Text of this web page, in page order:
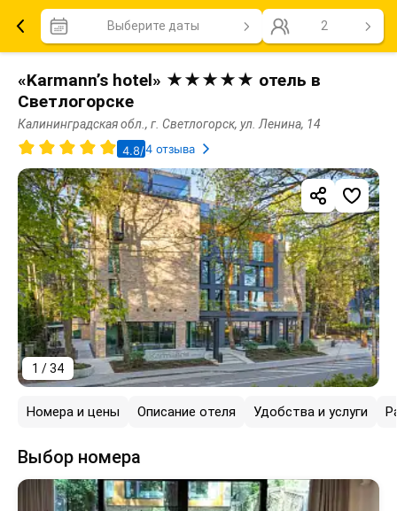
Выберите даты 2
«Karmann’s hotel» ★★★★★ отель в
Светлогорске
Калининградская обл., г. Светлогорск, ул. Ленина, 14
4.8/54 отзыва
1 / 34
Номера и цены Описание отеля Удобства и услуги
Выбор номера